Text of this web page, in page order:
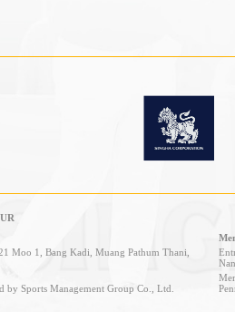
Moo 1, Bang Kadi, Muang Pathum Thani,
Sports Management Group Co., Ltd.